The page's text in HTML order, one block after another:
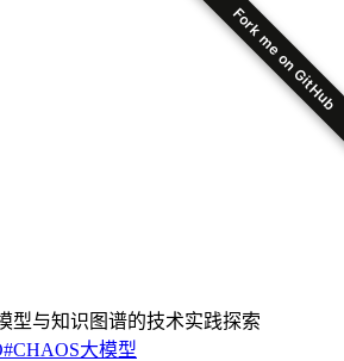
Fork me on GitHub
型与知识图谱的技术实践探索
#CHAOS大模型